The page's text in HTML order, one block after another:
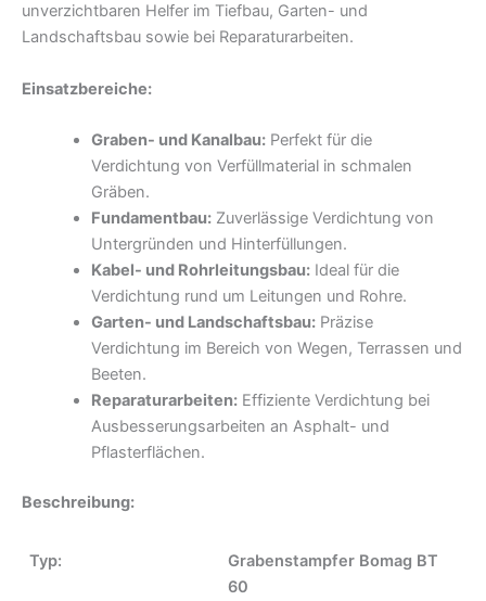
unverzichtbaren Helfer im Tiefbau, Garten- und
Landschaftsbau sowie bei Reparaturarbeiten.
Einsatzbereiche:
Graben- und Kanalbau:Perfekt für die
Verdichtung von Verfüllmaterial in schmalen
Gräben.
Fundamentbau:Zuverlässige Verdichtung von
Untergründen und Hinterfüllungen.
Kabel- und Rohrleitungsbau:Ideal für die
Verdichtung rund um Leitungen und Rohre.
Garten- und Landschaftsbau:Präzise
Verdichtung im Bereich von Wegen, Terrassen und
Beeten.
Reparaturarbeiten:Effiziente Verdichtung bei
Ausbesserungsarbeiten an Asphalt- und
Pflasterflächen.
Beschreibung:
Typ:
Grabenstampfer Bomag BT
60